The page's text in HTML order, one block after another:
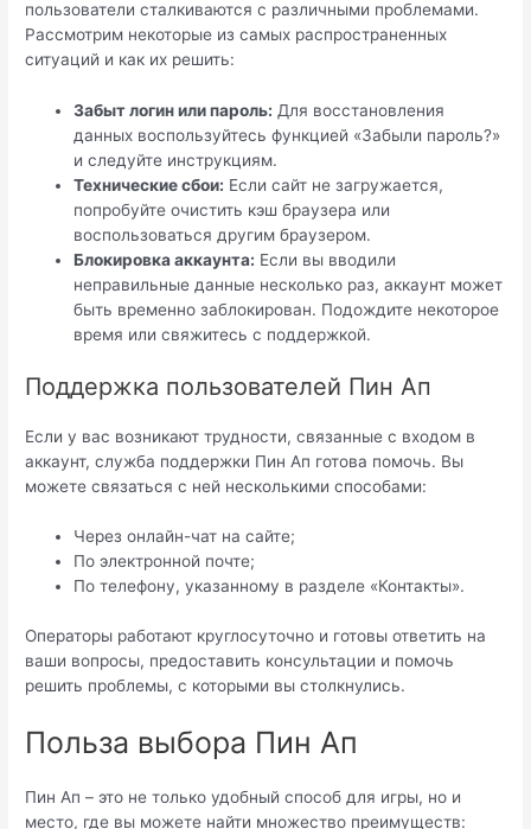
пользователи сталкиваются с различными проблемами.
Рассмотрим некоторые из самых распространенных
ситуаций и как их решить:
Забыт логин или пароль: Для восстановления
данных воспользуйтесь функцией «Забыли пароль?»
и следуйте инструкциям.
Технические сбои: Если сайт не загружается,
попробуйте очистить кэш браузера или
воспользоваться другим браузером.
Блокировка аккаунта: Если вы вводили
неправильные данные несколько раз, аккаунт может
быть временно заблокирован. Подождите некоторое
время или свяжитесь с поддержкой.
Поддержка пользователей Пин Ап
Если у вас возникают трудности, связанные с входом в
аккаунт, служба поддержки Пин Ап готова помочь. Вы
можете связаться с ней несколькими способами:
Через онлайн-чат на сайте;
По электронной почте;
По телефону, указанному в разделе «Контакты».
Операторы работают круглосуточно и готовы ответить на
ваши вопросы, предоставить консультации и помочь
решить проблемы, с которыми вы столкнулись.
Польза выбора Пин Ап
Пин Ап – это не только удобный способ для игры, но и
место, где вы можете найти множество преимуществ: